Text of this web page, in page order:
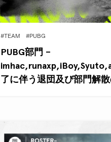
#TEAM #PUBG
PUBG部門 –
了に伴う退団及び部門解